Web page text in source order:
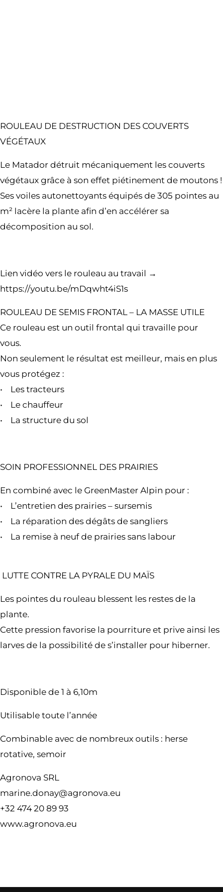
ROULEAU DE DESTRUCTION DES COUVERTS
VÉGÉTAUX
Le Matador détruit mécaniquement les couverts
végétaux grâce à son effet piétinement de moutons !
Ses voiles autonettoyants équipés de 305 pointes au
m² lacère la plante afin d’en accélérer sa
décomposition au sol.
Lien vidéo vers le rouleau au travail →
https://youtu.be/mDqwht4iS1s
ROULEAU DE SEMIS FRONTAL – LA MASSE UTILE
Ce rouleau est un outil frontal qui travaille pour
vous.
Non seulement le résultat est meilleur, mais en plus
vous protégez :
• Les tracteurs
• Le chauffeur
• La structure du sol
SOIN PROFESSIONNEL DES PRAIRIES
En combiné avec le GreenMaster Alpin pour :
• L’entretien des prairies – sursemis
• La réparation des dégâts de sangliers
• La remise à neuf de prairies sans labour
LUTTE CONTRE LA PYRALE DU MAÏS
Les pointes du rouleau blessent les restes de la
plante.
Cette pression favorise la pourriture et prive ainsi les
larves de la possibilité de s’installer pour hiberner.
Disponible de 1 à 6,10m
Utilisable toute l’année
Combinable avec de nombreux outils : herse
rotative, semoir
Agronova SRL
marine.donay@agronova.eu
+32 474 20 89 93
www.agronova.eu